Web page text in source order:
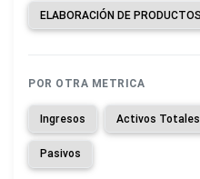
POR OTRA METRICA
Ingresos Activos Totales
Pasivos